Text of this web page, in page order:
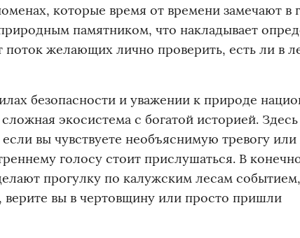
которые время от времени замечают в
памятником, что накладывает
желающих лично проверить, есть ли в
безопасности и уважении к природе
экосистема с богатой историей.
вы чувствуете необъяснимую тревогу
голосу стоит прислушаться. В
прогулку по калужским лесам
верите вы в чертовщину или просто пришли